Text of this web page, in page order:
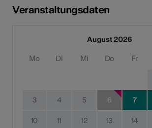
Veranstaltungsdaten
August 2026
Mo Di Mi Do Fr
3 4 5 6 7
10 11 12 13 14